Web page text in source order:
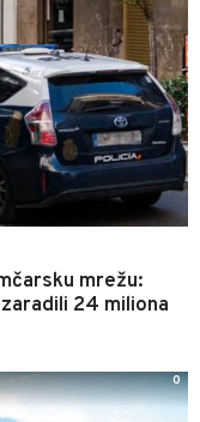
mrežu:
24 miliona
0